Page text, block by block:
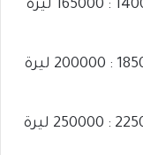
ليرة
185000
ليرة
225000
ليرة